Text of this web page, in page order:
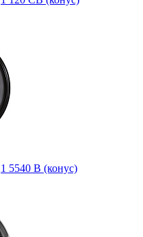
5540 B (конус)